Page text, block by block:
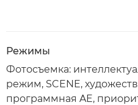
Режимы
Фотосъемка:
режим, SCENE,
программная AE,